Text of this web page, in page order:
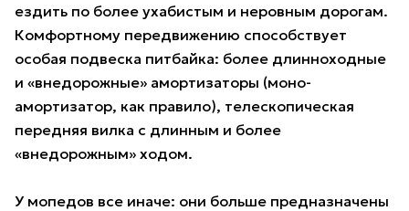
ездить по более ухабистым и неровным дорогам.
Комфортному передвижению способствует
особая подвеска питбайка: более длинноходные
и «внедорожные» амортизаторы (моно-
амортизатор, как правило), телескопическая
передняя вилка с длинным и более
«внедорожным» ходом.
У мопедов все иначе: они больше предназначены